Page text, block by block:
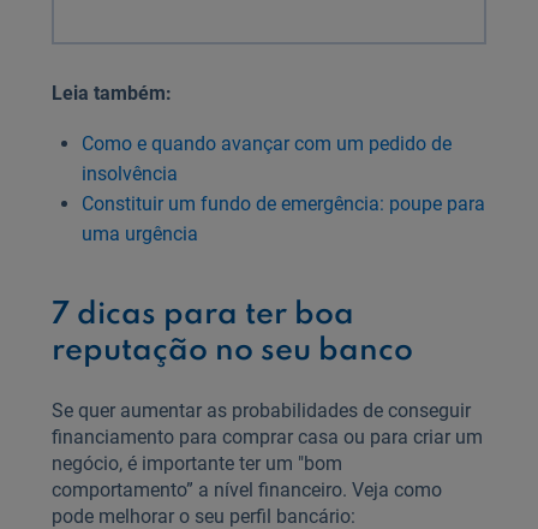
Leia também:
Como e quando avançar com um pedido de
insolvência
Constituir um fundo de emergência: poupe para
uma urgência
7 dicas para ter boa
reputação no seu banco
Se quer aumentar as probabilidades de conseguir
financiamento para comprar casa ou para criar um
negócio, é importante ter um "bom
comportamento” a nível financeiro. Veja como
pode melhorar o seu perfil bancário: